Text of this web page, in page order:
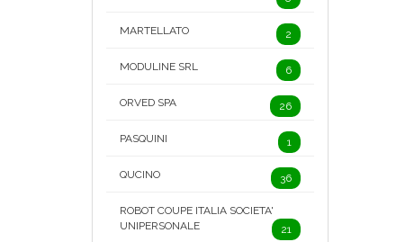
MARTELLATO 2
MODULINE SRL 6
ORVED SPA 26
PASQUINI 1
QUCINO 36
ROBOT COUPE ITALIA SOCIETA'
UNIPERSONALE
21